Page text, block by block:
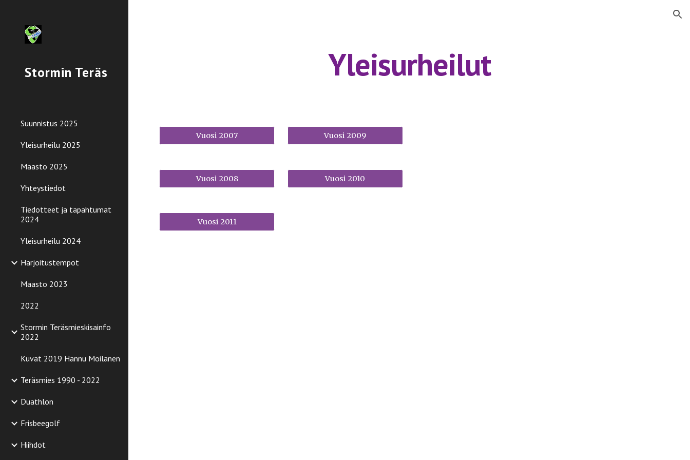
Stormin Teräs
Suunnistus 2025
Yleisurheilu 2025
Maasto 2025
Yhteystiedot
Tiedotteet ja tapahtumat
2024
Yleisurheilu 2024
Harjoitustempot
Maasto 2023
2022
Stormin Teräsmieskisainfo
2022
Kuvat 2019 Hannu Moilanen
Teräsmies 1990 - 2022
Duathlon
Frisbeegolf
Hiihdot
Yleisurheilut
Vuosi 2007 Vuosi 2009
Vuosi 2008 Vuosi 2010
Vuosi 2011